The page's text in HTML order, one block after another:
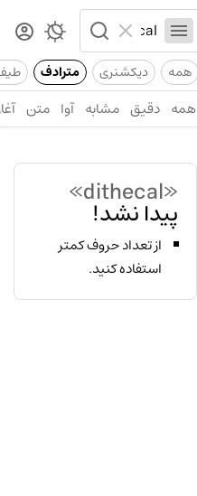
همه دیکشنری مترادف
همه دقیق مشابه آوا متن
«dithecal»
پیدا نشد!
از تعداد حروف کمتر
استفاده کنید.